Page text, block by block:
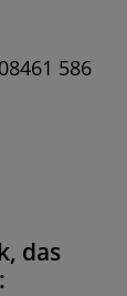
586
das